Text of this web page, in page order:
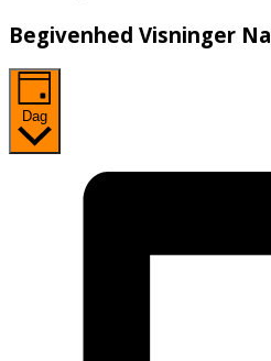
Begivenhed Visninger
Dag